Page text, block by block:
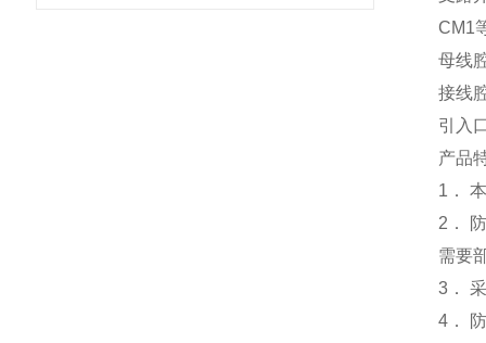
CM1
母线
接线
引入
产品
1．
2．
需要
3．
4．